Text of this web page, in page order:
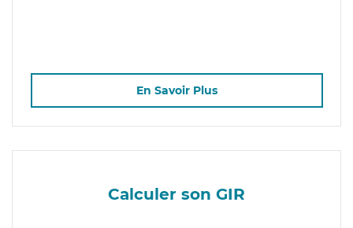
En Savoir Plus
Calculer son GIR